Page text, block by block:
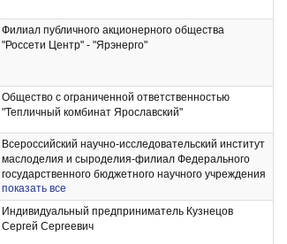
Филиал публичного акционерного общества
"Россети Центр" - "Ярэнерго"
Общество с ограниченной ответственностью
"Тепличный комбинат Ярославский"
Всероссийский научно-исследовательский институт
маслоделия и сыроделия-филиал Федерального
государственного бюджетного научного учреждения
"Федеральный научный центр пищевых систем
им.В.М.Горбатова" РАН
показать все
Индивидуальный предприниматель Кузнецов
Сергей Сергеевич